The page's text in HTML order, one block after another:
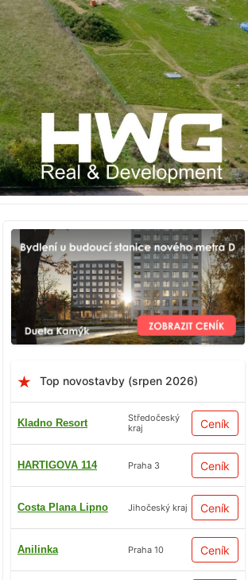
Top novostavby (srpen 2026)
Kladno Resort
Středočeský
kraj
Ceník
HARTIGOVA 114 Praha 3 Ceník
Costa Plana Lipno Jihočeský kraj Ceník
Anilinka Praha 10 Ceník